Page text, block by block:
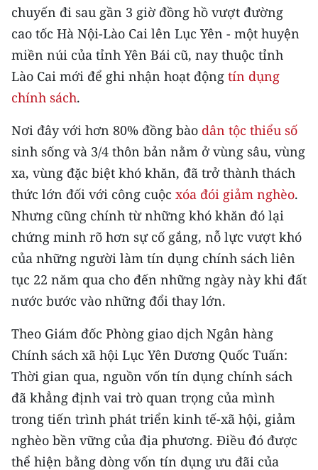
CHƯƠNG TRÌNH OCOP - MỖI XÃ
MỘT SẢN PHẨM
RADIO
E-Magazine
Video
Media Chính trị
Media Kinh tế
Media Văn hóa
Media Xã hội
Media Pháp luật
Media Du lịch
Media Thế giới
Media Thể thao
Media Giáo dục
chuyến đi sau gần 3 giờ đồng hồ vượt đường
cao tốc Hà Nội-Lào Cai lên Lục Yên - một huyện
miền núi của tỉnh Yên Bái cũ, nay thuộc tỉnh
Lào Cai mới để ghi nhận hoạt động tín dụng
chính sách.
Nơi đây với hơn 80% đồng bào dân tộc thiểu số
sinh sống và 3/4 thôn bản nằm ở vùng sâu, vùng
xa, vùng đặc biệt khó khăn, đã trở thành thách
thức lớn đối với công cuộc xóa đói giảm nghèo.
Nhưng cũng chính từ những khó khăn đó lại
chứng minh rõ hơn sự cố gắng, nỗ lực vượt khó
của những người làm tín dụng chính sách liên
tục 22 năm qua cho đến những ngày này khi đất
nước bước vào những đổi thay lớn.
Theo Giám đốc Phòng giao dịch Ngân hàng
Chính sách xã hội Lục Yên Dương Quốc Tuấn:
Thời gian qua, nguồn vốn tín dụng chính sách
đã khẳng định vai trò quan trọng của mình
trong tiến trình phát triển kinh tế-xã hội, giảm
nghèo bền vững của địa phương. Điều đó được
thể hiện bằng dòng vốn tín dụng ưu đãi của